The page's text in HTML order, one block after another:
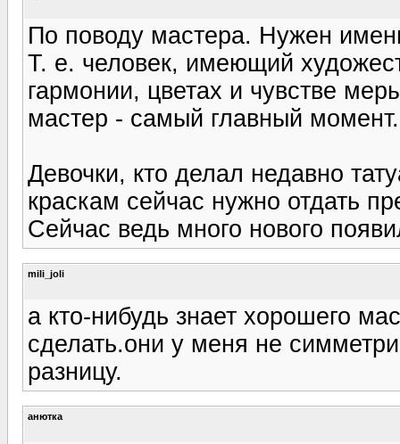
По поводу мастера. Нужен
Т. е. человек, имеющий
гармонии, цветах и чувстве
мастер - самый главный момент.
Девочки, кто делал недавно
краскам сейчас нужно отдать
Сейчас ведь много нового
mili_joli
а кто-нибудь знает хорошего
сделать.они у меня не
разницу.
анютка